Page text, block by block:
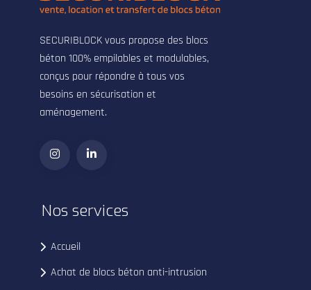
SECURIBLOCK vous propose des blocs
béton 100% empilables et modulables,
conçus pour répondre à tous vos
besoins en sécurisation et
aménagement.
Nos services
Accueil
Achat de blocs béton anti-intrusion